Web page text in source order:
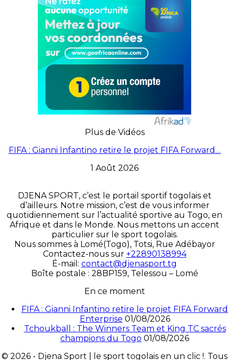
Plus de Vidéos
FIFA : Gianni Infantino retire le projet FIFA Forward…
1 Août 2026
DJENA SPORT, c’est le portail sportif togolais et
d’ailleurs. Notre mission, c’est de vous informer
quotidiennement sur l’actualité sportive au Togo, en
Afrique et dans le Monde. Nous mettons un accent
particulier sur le sport togolais.
Nous sommes à Lomé(Togo), Totsi, Rue Adébayor
Contactez-nous sur +22890138994
É-mail: contact@djenasport.tg
Boîte postale : 28BP159, Telessou – Lomé
En ce moment
FIFA : Gianni Infantino retire le projet FIFA Forward
Enterprise 01/08/2026
Tchoukball : The Winners Team et King TC sacrés
champions du Togo 01/08/2026
© 2026 - Djena Sport | le sport togolais en un clic !. Tous